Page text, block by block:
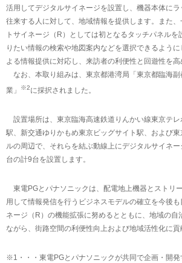
活用してデジタルサイネージを設置し、機器本体にラ
往来する人に対して、地域情報を提供します。また
トサイネージ（R）としては初となるタッチパネルを
りたい情報の検索や地図案内などを選択できるよう
よる情報提供に対応し、来訪者の利便性と回遊性を高
なお、本取り組みは、東京都港湾局「東京都臨海
業」
※2に採択されました。
設置場所は、東京臨海高速鉄道りんかい線東京テ
駅、新交通ゆりかもめ東京ビッグサイト駅、および
ルの周辺で、それらを結ぶ動線上にデジタルサイネ
台の計9台を設置します。
東電PGとパナソニックは、配電地上機器とストリ
用して情報発信を行うビジネスモデルの確立を今後
ネージ（R）の機能拡張に努めるとともに、地域の自
ながら、街路空間の利便性向上および地域活性化に貢
※1・・・東電PGとパナソニックが共同で企画・開